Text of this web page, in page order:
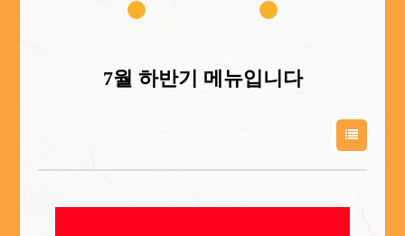
7월 하반기 메뉴입니다